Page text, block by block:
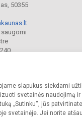
slapukus siekdami
svetainės naudojimą
„Sutinku“, jūs
svetainėje. Jei norite
50355
saugomi
darželis „Pasaka“.
įstaigos administracijos
paraiška Slapukų